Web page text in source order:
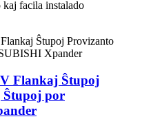
kaj facila instalado
Flankaj Ŝtupoj
​​Ŝtupoj por